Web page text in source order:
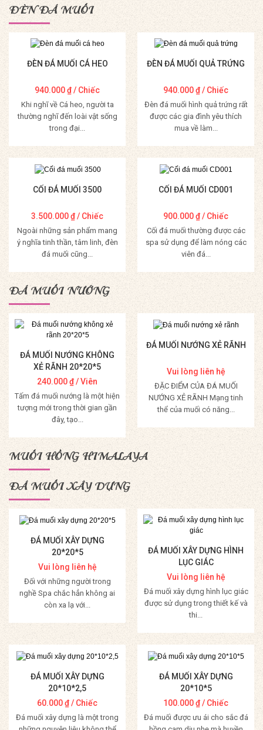
ĐÈN ĐÁ MUỐI
ĐÈN ĐÁ MUỐI CÁ HEO
940.000₫/ Chiếc
Khi nghĩ về Cá heo, người ta
thường nghĩ đến loài vật sống
trong đại...
Mua Hàng
ĐÈN ĐÁ MUỐI QUẢ TRỨNG
940.000₫/ Chiếc
Đèn đá muối hình quả trứng rất
được các gia đình yêu thích
mua về làm...
Mua Hàng
CỐI ĐÁ MUỐI 3500
3.500.000₫/ Chiếc
Ngoài những sản phẩm mang
ý nghĩa tinh thần, tâm linh, đèn
đá muối cũng...
Mua Hàng
CỐI ĐÁ MUỐI CD001
900.000₫/ Chiếc
Cối đá muối thường được các
spa sử dụng để làm nóng các
viên đá...
Mua Hàng
ĐÁ MUỐI NƯỚNG
ĐÁ MUỐI NƯỚNG KHÔNG
XẺ RÃNH 20*20*5
240.000₫/ Viên
Tấm đá muối nướng là một hiện
tượng mới trong thời gian gần
đây, tạo...
Mua Hàng
ĐÁ MUỐI NƯỚNG XẺ RÃNH
Vui lòng liên hệ
ĐẶC ĐIỂM CỦA ĐÁ MUỐI
NƯỚNG XẺ RÃNH Mạng tinh
thể của muối có năng...
Mua Hàng
MUỐI HỒNG HIMALAYA
ĐÁ MUỐI XÂY DỰNG
ĐÁ MUỐI XÂY DỰNG
20*20*5
Vui lòng liên hệ
Đối với những người trong
nghề Spa chắc hẳn không ai
còn xa lạ với...
Mua Hàng
ĐÁ MUỐI XÂY DỰNG HÌNH
LỤC GIÁC
Vui lòng liên hệ
Đá muối xây dựng hình lục giác
được sử dụng trong thiết kế và
thi...
Mua Hàng
ĐÁ MUỐI XÂY DỰNG
20*10*2,5
60.000₫/ Chiếc
Đá muối xây dựng là một trong
ĐÁ MUỐI XÂY DỰNG
20*10*5
100.000₫/ Chiếc
Đá muối được ưu ái cho sắc đá